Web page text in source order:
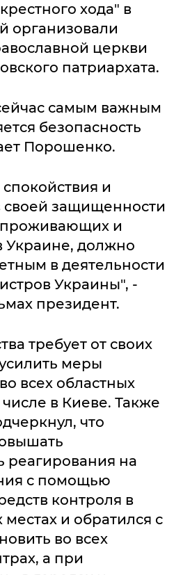
хода" в
организовали
церкви
патриархата.
самым важным
безопасность
Порошенко.
и
своей защищенности
проживающих и
Украине, должно
в деятельности
Украины", -
президент.
требует от своих
меры
всех областных
в Киеве. Также
что
реагирования на
с помощью
контроля в
и обратился с
во всех
а при